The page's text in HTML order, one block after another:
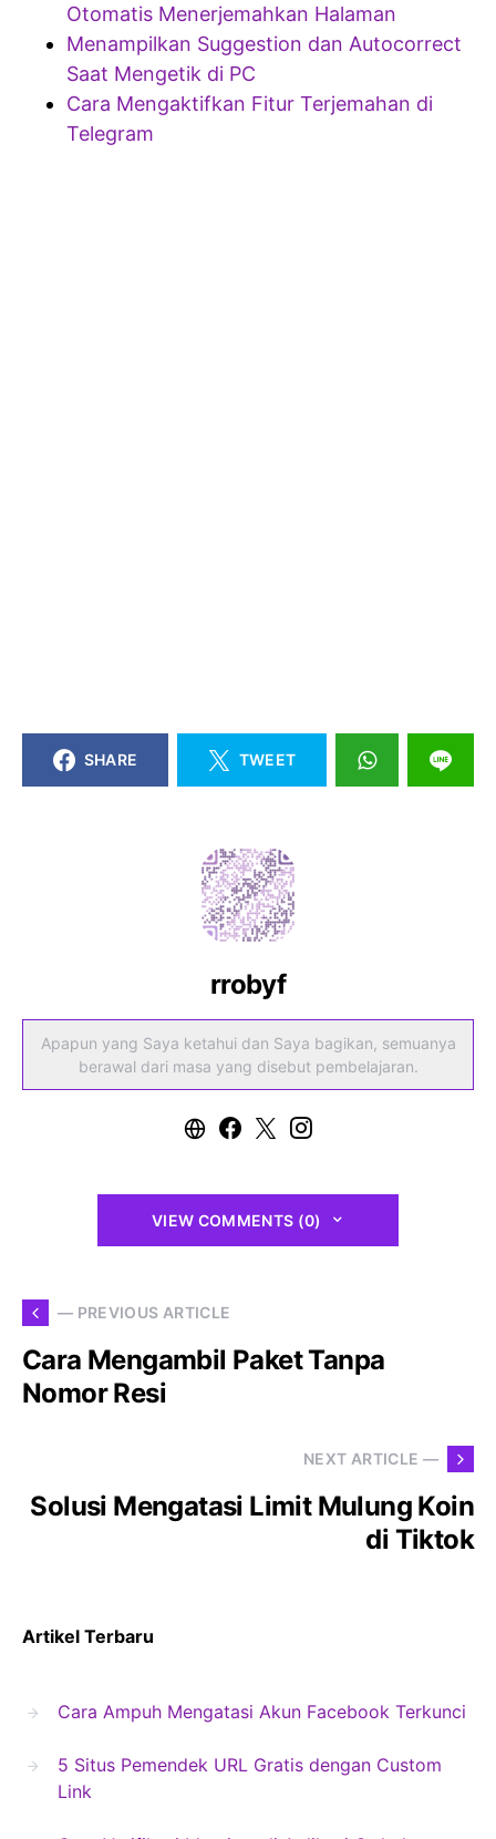
Otomatis Menerjemahkan Halaman
Menampilkan Suggestion dan Autocorrect
Saat Mengetik di PC
Cara Mengaktifkan Fitur Terjemahan di
Telegram
SHARE TWEET
rrobyf
Apapun yang Saya ketahui dan Saya bagikan, semuanya
berawal dari masa yang disebut pembelajaran.
VIEW COMMENTS (0)
— PREVIOUS ARTICLE
Cara Mengambil Paket Tanpa
Nomor Resi
NEXT ARTICLE —
Solusi Mengatasi Limit Mulung Koin
di Tiktok
Artikel Terbaru
Cara Ampuh Mengatasi Akun Facebook Terkunci
5 Situs Pemendek URL Gratis dengan Custom
Link